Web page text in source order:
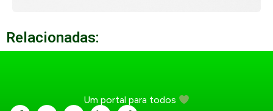
Relacionadas:
Um portal para todos